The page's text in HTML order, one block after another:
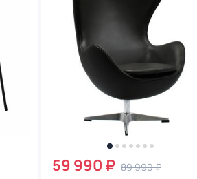
59 990 ₽ 89 990 ₽